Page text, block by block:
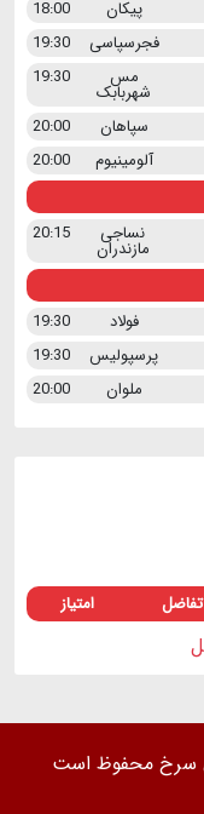
پیکان
18:00
فجرسپاسی
19:30
مس
شهربابک
19:30
سپاهان
20:00
آلومینیوم 20:00
نساجی
مازندران
20:15
فولاد
19:30
پرسپولیس
19:30
ملوان 20:00
تفاضل امتیاز
سرخ محفوظ است